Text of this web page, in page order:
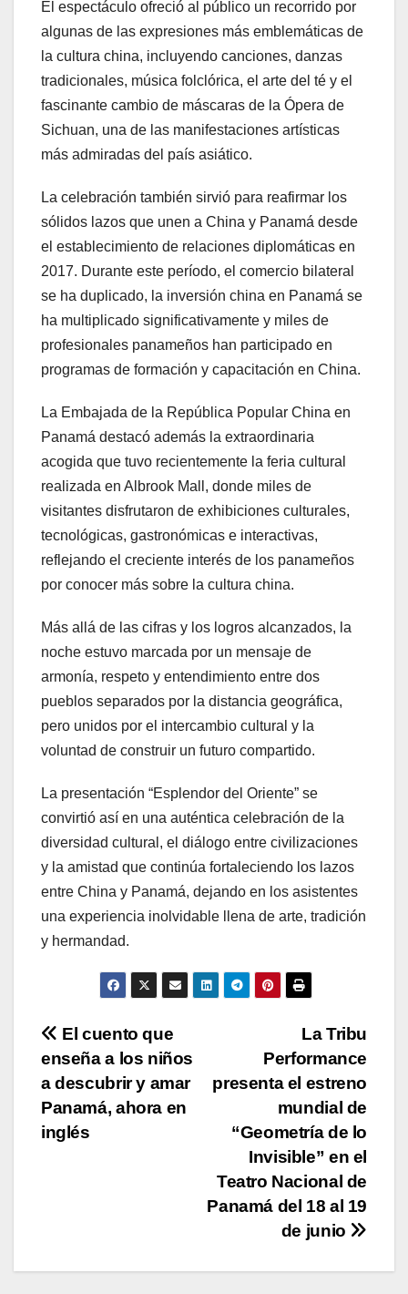
El espectáculo ofreció al público un recorrido por
algunas de las expresiones más emblemáticas de
la cultura china, incluyendo canciones, danzas
tradicionales, música folclórica, el arte del té y el
fascinante cambio de máscaras de la Ópera de
Sichuan, una de las manifestaciones artísticas
más admiradas del país asiático.
La celebración también sirvió para reafirmar los
sólidos lazos que unen a China y Panamá desde
el establecimiento de relaciones diplomáticas en
2017. Durante este período, el comercio bilateral
se ha duplicado, la inversión china en Panamá se
ha multiplicado significativamente y miles de
profesionales panameños han participado en
programas de formación y capacitación en China.
La Embajada de la República Popular China en
Panamá destacó además la extraordinaria
acogida que tuvo recientemente la feria cultural
realizada en Albrook Mall, donde miles de
visitantes disfrutaron de exhibiciones culturales,
tecnológicas, gastronómicas e interactivas,
reflejando el creciente interés de los panameños
por conocer más sobre la cultura china.
Más allá de las cifras y los logros alcanzados, la
noche estuvo marcada por un mensaje de
armonía, respeto y entendimiento entre dos
pueblos separados por la distancia geográfica,
pero unidos por el intercambio cultural y la
voluntad de construir un futuro compartido.
La presentación “Esplendor del Oriente” se
convirtió así en una auténtica celebración de la
diversidad cultural, el diálogo entre civilizaciones
y la amistad que continúa fortaleciendo los lazos
entre China y Panamá, dejando en los asistentes
una experiencia inolvidable llena de arte, tradición
y hermandad.
Navegación
de
entradas
La Tribu
Performance
presenta el estreno
mundial de
“Geometría de lo
Invisible” en el
Teatro Nacional de
Panamá del 18 al 19
de junio
El cuento que
enseña a los niños
a descubrir y amar
Panamá, ahora en
inglés